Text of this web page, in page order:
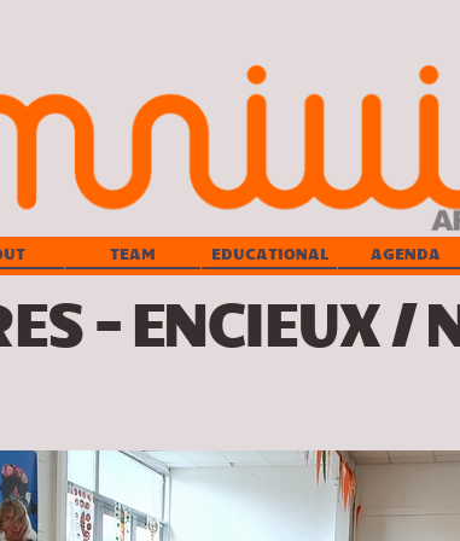
TEAM EDUCATIONAL AGENDA
– ENCIEUX /